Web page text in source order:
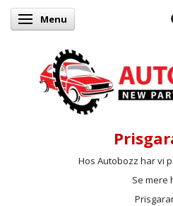
Skifte navigation
Menu
Hos Autobozz har vi
Se mere